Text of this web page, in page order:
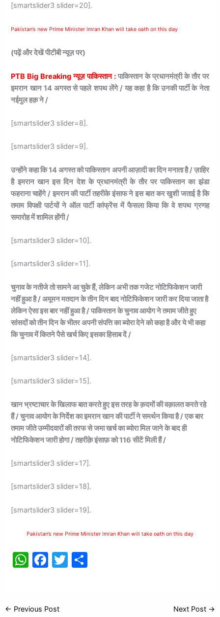
[smartslider3 slider=20].
Pakistan’s new Prime Minister Imran Khan will take oath on this day
(पढ़ें और देखें पीटीबी न्यूज़ पर)
PTB Big Breaking न्यूज़ पाकिस्तान : पाकिस्तान के प्रधानमंत्री के तौर पर
इमरान खान 14 अगस्त से पहले शपथ लेंगे / यह कहा है कि उनकी पार्टी के नेता
नईमुल हक़ ने /
[smartslider3 slider=8].
[smartslider3 slider=9].
उन्होंने कहा कि 14 अगस्त को पाकिस्तान अपनी आज़ादी का दिन मनाता है / ज़ाहिर
है इमरान खान इस दिन देश के प्रधानमंत्री के तौर पर पाकिस्तान का झंडा
फहराना चाहेंगे / इमरान की पार्टी तहरीके इंसाफ ने इस बात कर खुशी जताई है कि
तमाम विपक्षी पार्टयों ने ऑल पार्टी कांफ्रेंस में फैसला किया कि वे शपथ ग्रणह
समारोह में शामिल होंगी /
[smartslider3 slider=10].
[smartslider3 slider=11].
चुनाव के नतीजे तो सामने आ चुके हैं, लेकिन अभी तक गजेट नोटिफिकेशन जारी
नहीं हुआ है / अमूमन मतदान के तीन दिन बाद नोटिफिकेशन जारी कर दिया जाता है
लेकिन ऐसा इस बार नहीं हुआ है / पाकिस्तान के चुनाव आयोग ने तमाम जीते हुए
सांसदों को तीन दिन के भीतर अपनी संपत्ति का ब्योरा देने को कहा है और ये भी कहा
कि चुनाव में कितने पैसे खर्च किए इसका हिसाब दें /
[smartslider3 slider=14].
[smartslider3 slider=15].
खान भ्रष्टाचार के खिलाफ बात करते हुए इस तरह के क़दमों की वक़ालत करते रहे
हैं / चुनाव आयोग के निर्देश का इमरान खान की पार्टी ने समर्थन किया है / एक बार
तमाम जीते उम्मीदवारों की तरफ से जमा खर्च का ब्योरा मिल जाने के बाद ही
नोटिफिकेशन जारी होगा / तहरीक़े इंसाफ़ को 116 सीटें मिली हैं /
[smartslider3 slider=17].
[smartslider3 slider=18].
[smartslider3 slider=19].
Pakistan’s new Prime Minister Imran Khan will take oath on this day
W
s
F
e
T
← Previous Post Next Post →